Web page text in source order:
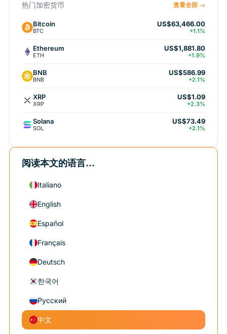
热门加密货币 查看全部 →
Bitcoin
BTC
US$63,466.00
+1.1%
Ethereum
ETH
US$1,881.80
+1.9%
BNB
BNB
US$586.99
+2.1%
XRP
XRP
US$1.09
+2.3%
Solana
SOL
US$73.49
+2.1%
阅读本文的语言...
Italiano
English
Español
Français
Deutsch
한국어
Русский
中文